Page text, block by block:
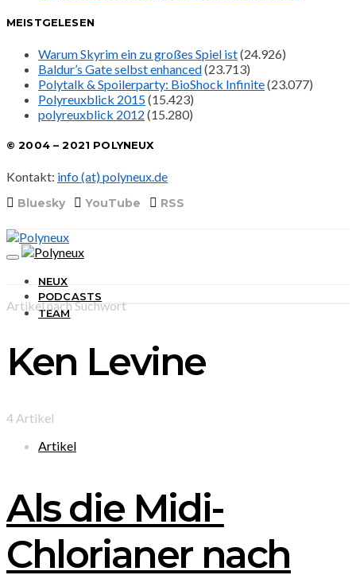
MEISTGELESEN
Warum Skyrim ein zu großes Spiel ist(24.926)
Baldur’s Gate selbst enhanced(23.713)
Polytalk & Spoilerparty: BioShock Infinite(23.077)
Polyreuxblick 2015(15.423)
polyreuxblick 2012 (15.280)
© 2004 – 2021 POLYNEUX
Kontakt: info (at) polyneux.de
Bluesky YouTube RSS
NEUX
PODCASTS
TEAM
Artikel nach Suchwort
Ken Levine
4 Artikel
Artikel
Als die Midi-
Chlorianer nach